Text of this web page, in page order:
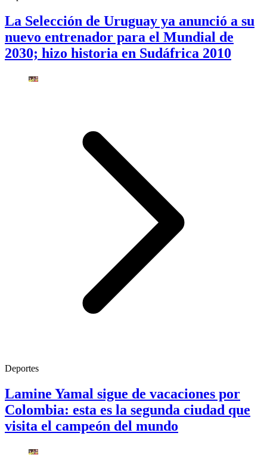
La Selección de Uruguay ya anunció a su
nuevo entrenador para el Mundial de
2030; hizo historia en Sudáfrica 2010
Deportes
Lamine Yamal sigue de vacaciones por
Colombia: esta es la segunda ciudad que
visita el campeón del mundo